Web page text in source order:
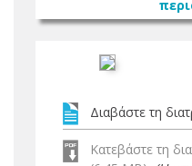
Διαβάστε τη
Κατεβάστε τη